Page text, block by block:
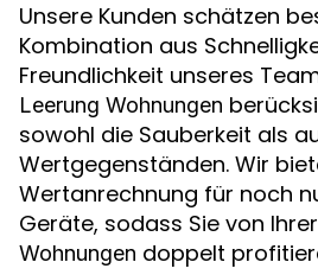
Unsere Kunden schätzen
Kombination aus
Freundlichkeit unseres
Leerung Wohnungen
sowohl die Sauberkeit als
Wertgegenständen. Wir
Wertanrechnung für noch
Geräte, sodass Sie von Ihrer
Wohnungen doppelt